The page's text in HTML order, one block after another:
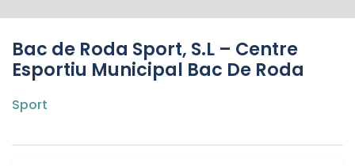
Bac de Roda Sport, S.L – Centre
Esportiu Municipal Bac De Roda
Sport